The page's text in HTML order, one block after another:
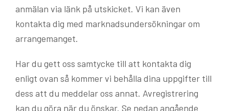
anmälan via länk på utskicket. Vi kan även
kontakta dig med marknadsundersökningar om
arrangemanget.
Har du gett oss samtycke till att kontakta dig
enligt ovan så kommer vi behålla dina uppgifter till
dess att du meddelar oss annat. Avregistrering
kan du göra när du önskar. Se nedan angående